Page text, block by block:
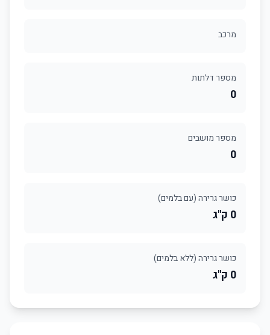
מרכב
מספר דלתות
0
מספר מושבים
0
כושר גרירה (עם בלמים)
0 ק"ג
כושר גרירה (ללא בלמים)
0 ק"ג